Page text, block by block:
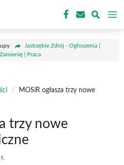
Jastrzębie Zdrój - Ogłoszenia |
| Praca
/
MOSiR ogłasza trzy nowe
trzy nowe